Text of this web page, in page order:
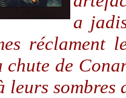
a
réclament
chute de
leurs sombres